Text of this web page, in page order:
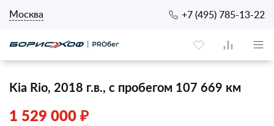
Москва +7 (495) 785-13-22
Kia Rio, 2018 г.в., с пробегом 107 669 км
1 529 000 ₽